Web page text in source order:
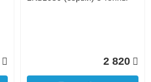
ф110 х 250мм "Ostendorf"
2 820